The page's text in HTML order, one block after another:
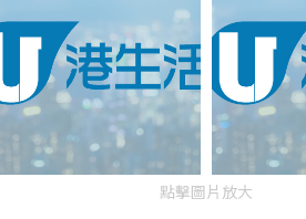
點擊圖片放大